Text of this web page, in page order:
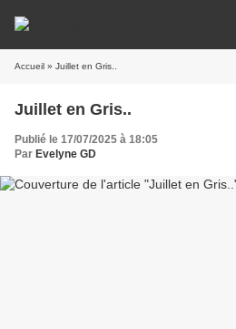
Accueil » Juillet en Gris..
Juillet en Gris..
Publié le 17/07/2025 à 18:05
Par Evelyne GD